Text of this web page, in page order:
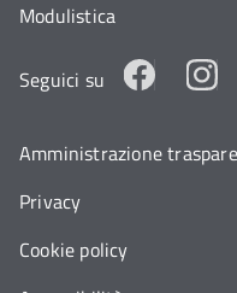
Modulistica
Seguici su
Amministrazione
Privacy
Cookie policy